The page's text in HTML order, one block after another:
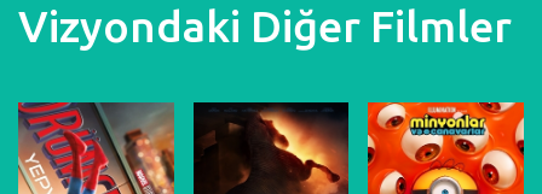
Vizyondaki Diğer Filmler